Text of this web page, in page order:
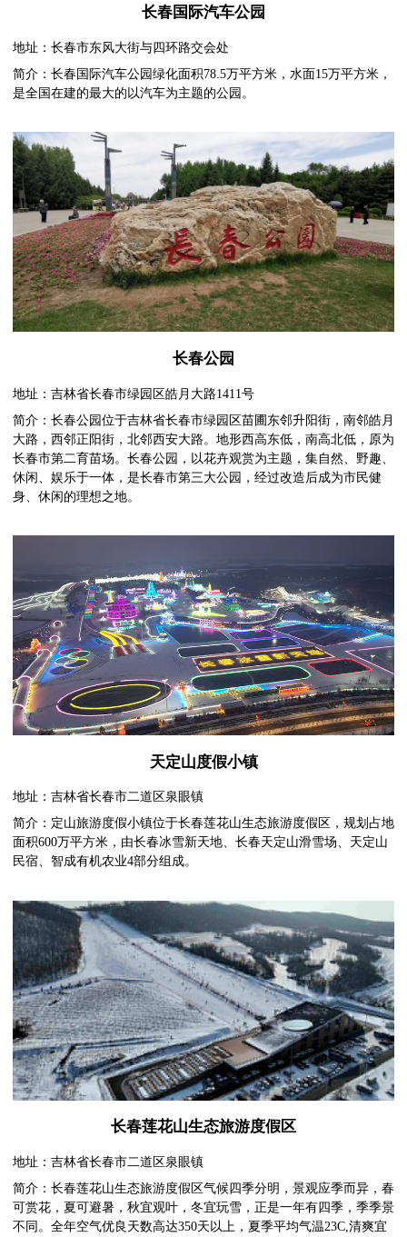
长春国际汽车公园
地址：长春市东风大街与四环路交会处
简介：长春国际汽车公园绿化面积78.5万平方米，水面15万平方米，
是全国在建的最大的以汽车为主题的公园。
长春公园
地址：吉林省长春市绿园区皓月大路1411号
简介：长春公园位于吉林省长春市绿园区苗圃东邻升阳街，南邻皓月
大路，西邻正阳街，北邻西安大路。地形西高东低，南高北低，原为
长春市第二育苗场。长春公园，以花卉观赏为主题，集自然、野趣、
休闲、娱乐于一体，是长春市第三大公园，经过改造后成为市民健
身、休闲的理想之地。
天定山度假小镇
地址：吉林省长春市二道区泉眼镇
简介：定山旅游度假小镇位于长春莲花山生态旅游度假区，规划占地
面积600万平方米，由长春冰雪新天地、长春天定山滑雪场、天定山
民宿、智成有机农业4部分组成。
长春莲花山生态旅游度假区
地址：吉林省长春市二道区泉眼镇
简介：长春莲花山生态旅游度假区气候四季分明，景观应季而异，春
可赏花，夏可避暑，秋宜观叶，冬宜玩雪，正是一年有四季，季季景
不同。全年空气优良天数高达350天以上，夏季平均气温23C,清爽宜